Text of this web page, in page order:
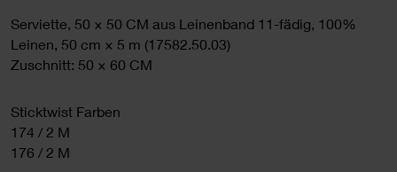
Serviette, 50 × 50 CM aus Leinenband 11-fädig, 100%
Leinen, 50 cm × 5 m (17582.50.03)
Zuschnitt: 50 × 60 CM
Sticktwist Farben
174 / 2 M
176 / 2 M